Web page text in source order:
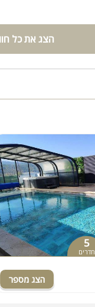
הצג את כל
5
חדרים